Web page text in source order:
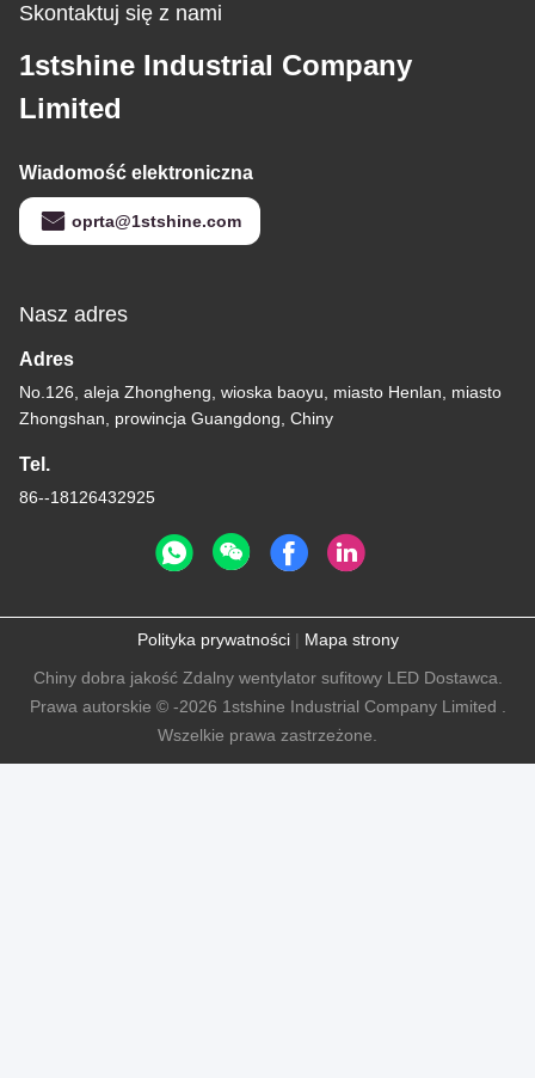
Skontaktuj się z nami
1stshine Industrial Company
Limited
Wiadomość elektroniczna
oprta@1stshine.com
Nasz adres
Adres
No.126, aleja Zhongheng, wioska baoyu, miasto Henlan, miasto
Zhongshan, prowincja Guangdong, Chiny
Tel.
86--18126432925
Polityka prywatności| Mapa strony
Chiny dobra jakość Zdalny wentylator sufitowy LED Dostawca.
Prawa autorskie © -2026 1stshine Industrial Company Limited .
Wszelkie prawa zastrzeżone.